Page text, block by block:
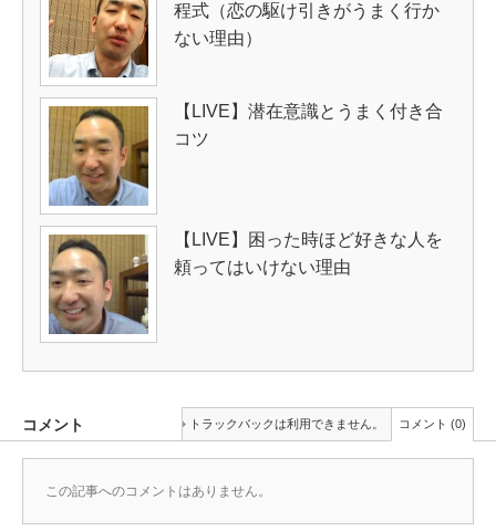
程式（恋の駆け引きがうまく行か
ない理由）
【LIVE】潜在意識とうまく付き合
コツ
【LIVE】困った時ほど好きな人を
頼ってはいけない理由
コメント トラックバックは利用できません。 コメント (0)
この記事へのコメントはありません。